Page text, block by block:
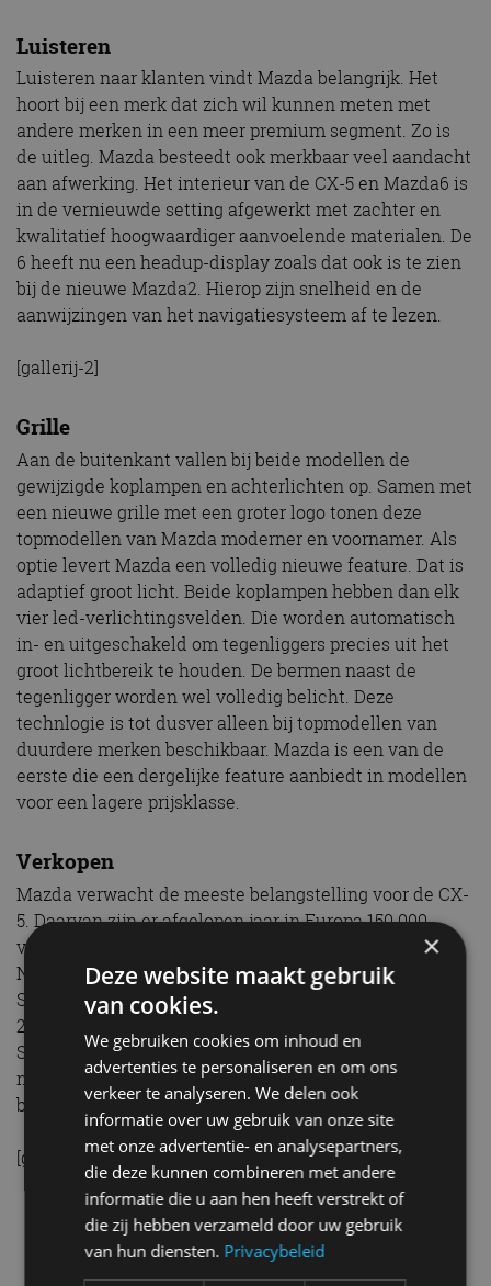
Luisteren
Luisteren naar klanten vindt Mazda belangrijk. Het
hoort bij een merk dat zich wil kunnen meten met
andere merken in een meer premium segment. Zo is
de uitleg. Mazda besteedt ook merkbaar veel aandacht
aan afwerking. Het interieur van de CX-5 en Mazda6 is
in de vernieuwde setting afgewerkt met zachter en
kwalitatief hoogwaardiger aanvoelende materialen. De
6 heeft nu een headup-display zoals dat ook is te zien
bij de nieuwe Mazda2. Hierop zijn snelheid en de
aanwijzingen van het navigatiesysteem af te lezen.
[gallerij-2]
Grille
Aan de buitenkant vallen bij beide modellen de
gewijzigde koplampen en achterlichten op. Samen met
een nieuwe grille met een groter logo tonen deze
topmodellen van Mazda moderner en voornamer. Als
optie levert Mazda een volledig nieuwe feature. Dat is
adaptief groot licht. Beide koplampen hebben dan elk
vier led-verlichtingsvelden. Die worden automatisch
in- en uitgeschakeld om tegenliggers precies uit het
groot lichtbereik te houden. De bermen naast de
tegenligger worden wel volledig belicht. Deze
technlogie is tot dusver alleen bij topmodellen van
duurdere merken beschikbaar. Mazda is een van de
eerste die een dergelijke feature aanbiedt in modellen
voor een lagere prijsklasse.
Verkopen
Mazda verwacht de meeste belangstelling voor de CX-
5. Daarvan zijn er afgelopen jaar in Europa 150.000
verkocht. Van de Mazda6 waren dat er 65.000. In
Nederland is de Mazda CX-5 met 165 pk sterke
SKYACTIV-G 2,0-liter benzinemotor leverbaar vanaf
27.990 euro. De Mazda6 met 145pk sterke 2,0-liter
SKYACTIV-G motor is er vanaf 28.990 euro. Verder is
nog te kiezen voor een krachtige 2,5-liter
benzinemotor of een 2,2-liter diesel. &nbsp; &nbsp;
[gallerij-3]
CX-5 Mazda Mazda 6
Gerelateerde berichten
×
Deze website maakt gebruik
van cookies.
We gebruiken cookies om inhoud en
advertenties te personaliseren en om ons
verkeer te analyseren. We delen ook
informatie over uw gebruik van onze site
met onze advertentie- en analysepartners,
die deze kunnen combineren met andere
informatie die u aan hen heeft verstrekt of
die zij hebben verzameld door uw gebruik
van hun diensten. Privacybeleid